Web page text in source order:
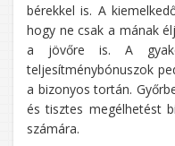
bérekkel is. A
hogy ne csak a mának
a jövőre is. A
teljesítménybónuszok
a bizonyos tortán.
és tisztes megélhetést
számára.